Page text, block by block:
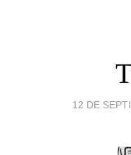
12 DE